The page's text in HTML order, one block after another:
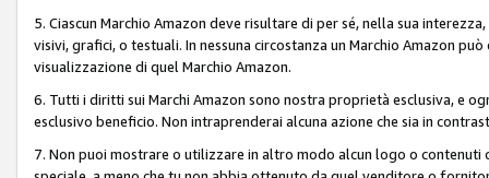
5. Ciascun Marchio Amazon deve risultare di per sé, nella sua
visivi, grafici, o testuali. In nessuna circostanza un Marchio Amazon
visualizzazione di quel Marchio Amazon.
6. Tutti i diritti sui Marchi Amazon sono nostra proprietà esclusiva, e
esclusivo beneficio. Non intraprenderai alcuna azione che sia in
7. Non puoi mostrare o utilizzare in altro modo alcun logo o